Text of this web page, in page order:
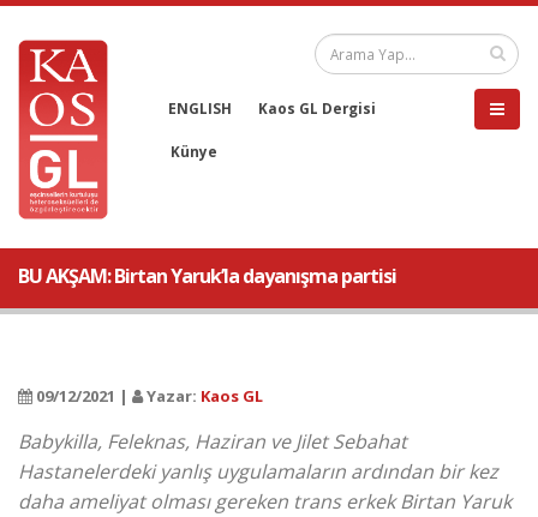
ENGLISH Kaos GL Dergisi
Künye
BU AKŞAM: Birtan Yaruk’la dayanışma partisi
09/12/2021 | Yazar: Kaos GL
Babykilla, Feleknas, Haziran ve Jilet Sebahat
Hastanelerdeki yanlış uygulamaların ardından bir kez
daha ameliyat olması gereken trans erkek Birtan Yaruk